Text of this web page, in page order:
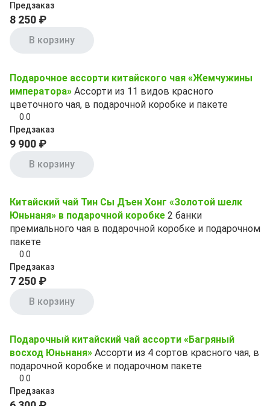
Предзаказ
8 250 ₽
В корзину
Подарочное ассорти китайского чая «Жемчужины
императора» Ассорти из 11 видов красного
цветочного чая, в подарочной коробке и пакете
0.0
Предзаказ
9 900 ₽
В корзину
Китайский чай Тин Сы Дъен Хонг «Золотой шелк
Юньнаня» в подарочной коробке 2 банки
премиального чая в подарочной коробке и подарочном
пакете
0.0
Предзаказ
7 250 ₽
В корзину
Подарочный китайский чай ассорти «Багряный
восход Юньнаня» Ассорти из 4 сортов красного чая, в
подарочной коробке и подарочном пакете
0.0
Предзаказ